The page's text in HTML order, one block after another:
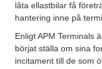
låta ellastbilar få
hantering inne på
Enligt APM Terminals
börjat ställa om sina
incitament till de som